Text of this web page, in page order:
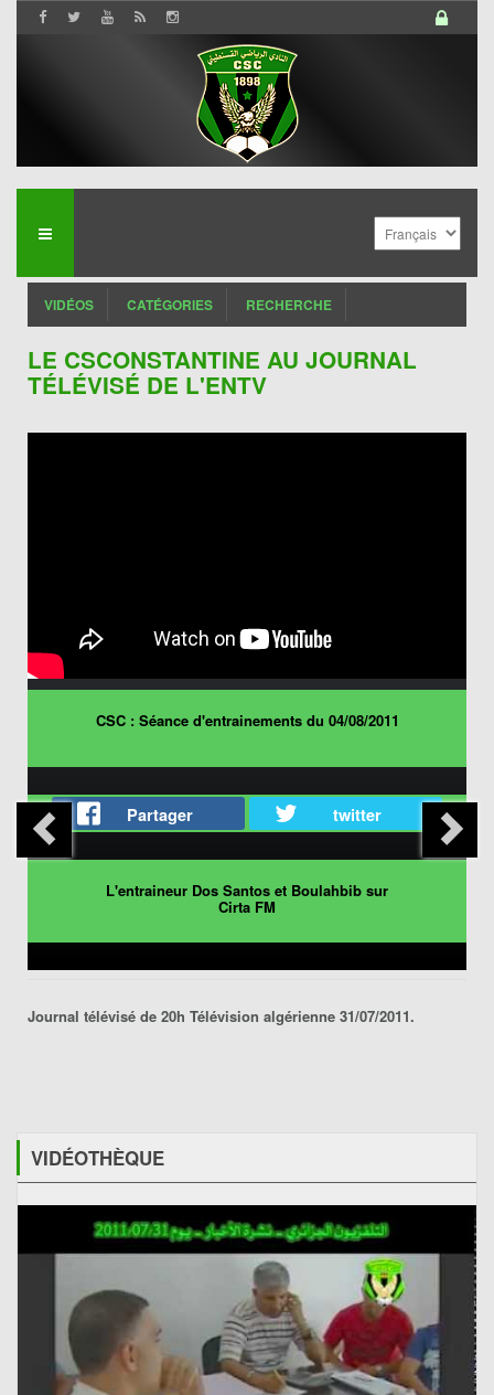
VIDÉOS CATÉGORIES RECHERCHE
LE CSCONSTANTINE AU JOURNAL
TÉLÉVISÉ DE L'ENTV
CSC : Séance d'entrainements du 04/08/2011
Partager twitter
L'entraineur Dos Santos et Boulahbib sur
Cirta FM
Journal télévisé de 20h Télévision algérienne 31/07/2011.
VIDÉOTHÈQUE